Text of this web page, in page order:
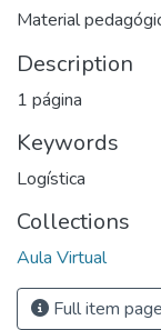
Material
Description
1 página
Keywords
Logística
Collections
Aula Virtual
Full item page